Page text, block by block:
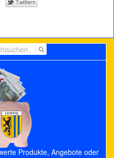
Produkte, Angebote oder